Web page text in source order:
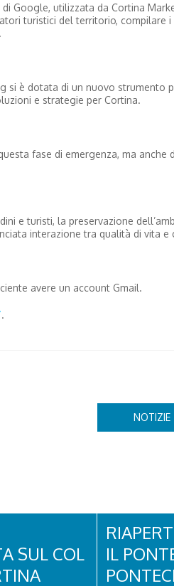
Google, utilizzata da Cortina
turistici del territorio, compilare
si è dotata di un nuovo strumento
e strategie per Cortina.
fase di emergenza, ma anche
e turisti, la preservazione
interazione tra qualità di vita e
avere un account Gmail.
.
SUL COL
NOTIZIE
IL